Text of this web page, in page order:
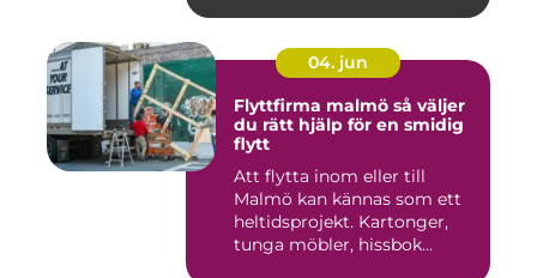
04. jun
Flyttfirma malmö så väljer
du rätt hjälp för en smidig
flytt
Att flytta inom eller till
Malmö kan kännas som ett
heltidsprojekt. Kartonger,
tunga möbler, hissbok...